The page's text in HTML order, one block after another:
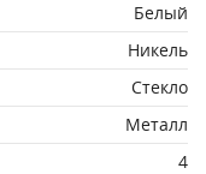
Белый
Никель
Стекло
Металл
4